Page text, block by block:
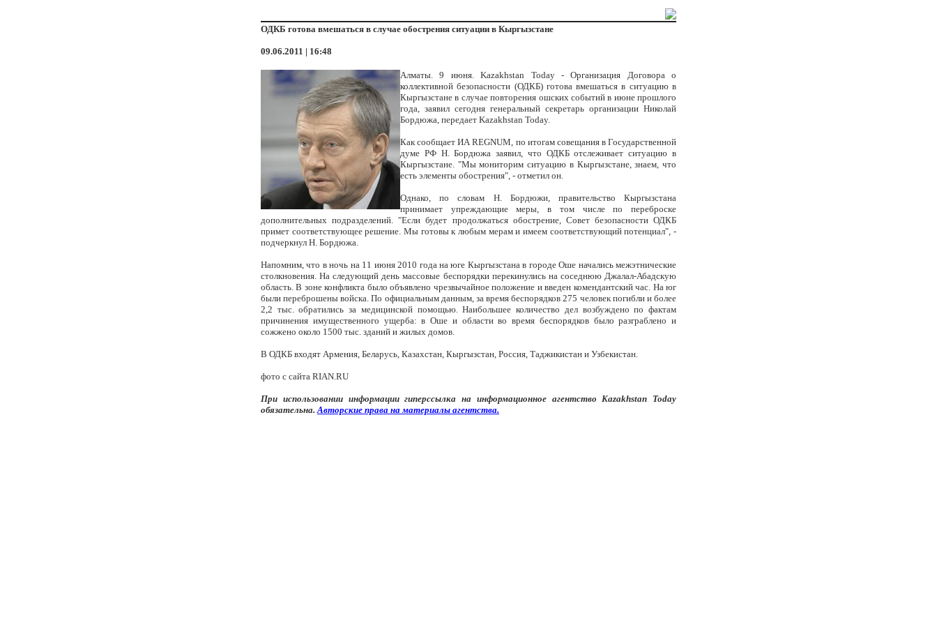
ОДКБ готова вмешаться в случае обострения ситуации в Кыргызстане
09.06.2011 | 16:48
Алматы. 9 июня. Kazakhstan Today - Организация Договора о
коллективной безопасности (ОДКБ) готова вмешаться в ситуацию в
Кыргызстане в случае повторения ошских событий в июне прошлого
года, заявил сегодня генеральный секретарь организации Николай
Бордюжа, передает Kazakhstan Today.
Как сообщает ИА REGNUM, по итогам совещания в Государственной
думе РФ Н. Бордюжа заявил, что ОДКБ отслеживает ситуацию в
Кыргызстане. "Мы мониторим ситуацию в Кыргызстане, знаем, что
есть элементы обострения", - отметил он.
Однако, по словам Н. Бордюжи, правительство Кыргызстана
принимает упреждающие меры, в том числе по переброске
дополнительных подразделений. "Если будет продолжаться обострение, Совет безопасности ОДКБ
примет соответствующее решение. Мы готовы к любым мерам и имеем соответствующий потенциал", -
подчеркнул Н. Бордюжа.
Напомним, что в ночь на 11 июня 2010 года на юге Кыргызстана в городе Оше начались межэтнические
столкновения. На следующий день массовые беспорядки перекинулись на соседнюю Джалал-Абадскую
область. В зоне конфликта было объявлено чрезвычайное положение и введен комендантский час. На юг
были переброшены войска. По официальным данным, за время беспорядков 275 человек погибли и более
2,2 тыс. обратились за медицинской помощью. Наибольшее количество дел возбуждено по фактам
причинения имущественного ущерба: в Оше и области во время беспорядков было разграблено и
сожжено около 1500 тыс. зданий и жилых домов.
В ОДКБ входят Армения, Беларусь, Казахстан, Кыргызстан, Россия, Таджикистан и Узбекистан.
фото с сайта RIAN.RU
При использовании информациигиперссылка на информационное агентствоKazakhstan Today
обязательна. Авторские права на материалы агентства.